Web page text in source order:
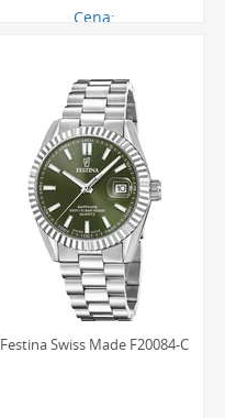
Cena:
Festina Swiss Made F20084-C